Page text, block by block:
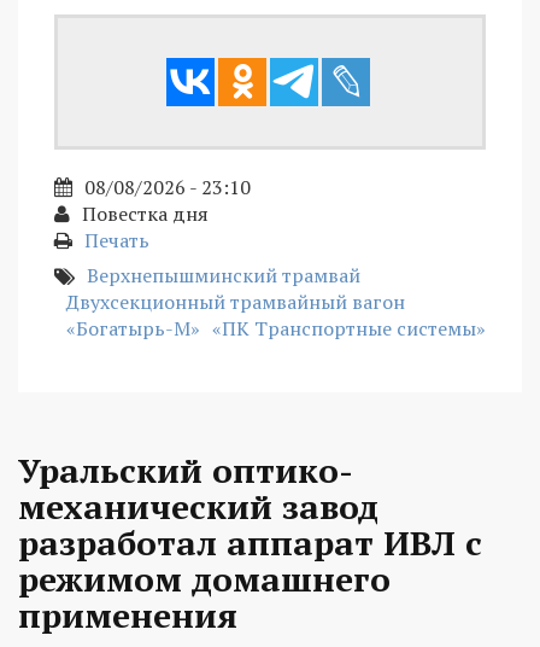
08/08/2026 - 23:10
Повестка дня
Печать
Верхнепышминский трамвай
Двухсекционный трамвайный вагон
«Богатырь-М» «ПК Транспортные системы»
Уральский оптико-
механический завод
разработал аппарат ИВЛ с
режимом домашнего
применения